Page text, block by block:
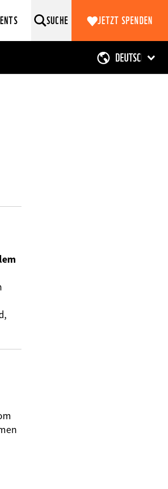
SUCHE JETZT SPENDEN